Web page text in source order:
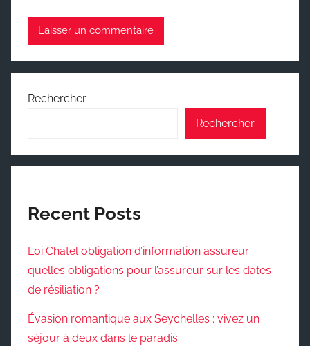
Rechercher
Rechercher
Recent Posts
Loi Chatel obligation d’information assureur :
quelles obligations pour l’assureur sur les dates
de résiliation ?
Évasion romantique aux Seychelles : vivez un
séjour à deux dans le paradis